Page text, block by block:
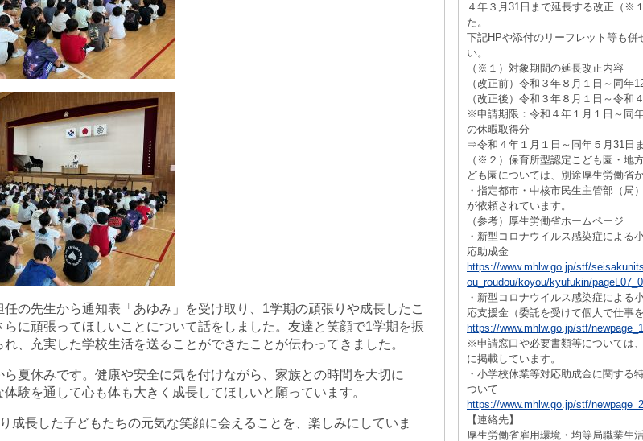
任の先生から通知表「あゆみ」を受け取り、1学期の頑張りや成長したこ
らに頑張ってほしいことについて話をしました。友達と笑顔で1学期を振
れ、充実した学校生活を送ることができたことが伝わってきました。
ら夏休みです。健康や安全に気を付けながら、家族との時間を大切に
体験を通して心も体も大きく成長してほしいと願っています。
成長した子どもたちの元気な笑顔に会えることを、楽しみにしていま
４年３月31日まで延長する改正（※
た。
下記HPや添付のリーフレット等も併
い。
（※１）対象期間の延長改正内容
（改正前）令和３年８月１日～同年
（改正後）令和３年８月１日～令和
※申請期限：令和４年１月１日～同
の休暇取得分
⇒令和４年１月１日～同年５月31日
（※２）保育所型認定こども園・地
ども園については、別途厚生労働省
・指定都市・中核市民生主管部（局
が依頼されています。
（参考）厚生労働省ホームページ
・新型コロナウイルス感染症による
応助成金
https://www.mhlw.go.jp/stf/
ou_roudou/koyou/kyufukin/
・新型コロナウイルス感染症による
応支援金（委託を受けて個人で仕事
https://www.mhlw.go.jp/stf/
※申請窓口や必要書類等については
に掲載しています。
・小学校休業等対応助成金に関する
ついて
https://www.mhlw.go.jp/stf/
【連絡先】
厚生労働省雇用環境・均等局職業生